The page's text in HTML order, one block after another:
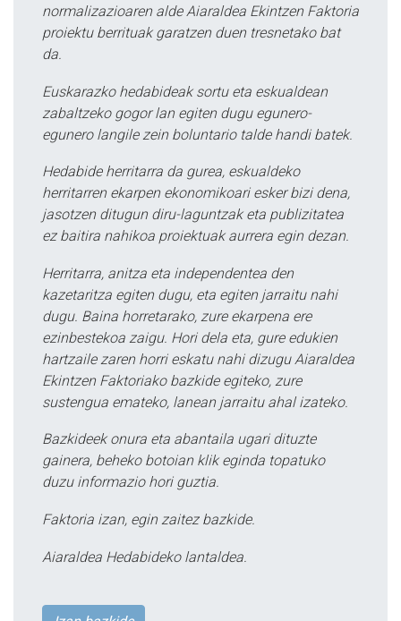
normalizazioaren alde Aiaraldea Ekintzen Faktoria
proiektu berrituak garatzen duen tresnetako bat
da.
Euskarazko hedabideak sortu eta eskualdean
zabaltzeko gogor lan egiten dugu egunero-
egunero langile zein boluntario talde handi batek.
Hedabide herritarra da gurea, eskualdeko
herritarren ekarpen ekonomikoari esker bizi dena,
jasotzen ditugun diru-laguntzak eta publizitatea
ez baitira nahikoa proiektuak aurrera egin dezan.
Herritarra, anitza eta independentea den
kazetaritza egiten dugu, eta egiten jarraitu nahi
dugu. Baina horretarako, zure ekarpena ere
ezinbestekoa zaigu. Hori dela eta, gure edukien
hartzaile zaren horri eskatu nahi dizugu Aiaraldea
Ekintzen Faktoriako bazkide egiteko, zure
sustengua emateko, lanean jarraitu ahal izateko.
Bazkideek onura eta abantaila ugari dituzte
gainera, beheko botoian klik eginda topatuko
duzu informazio hori guztia.
Faktoria izan, egin zaitez bazkide.
Aiaraldea Hedabideko lantaldea.